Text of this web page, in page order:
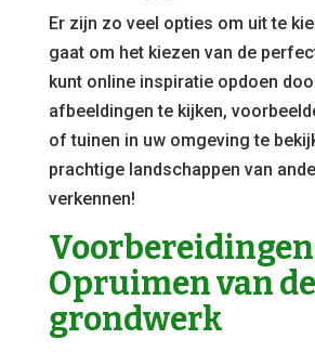
Er zijn zo veel opties om uit te
gaat om het kiezen van de
kunt online inspiratie opdoen
afbeeldingen te kijken,
of tuinen in uw omgeving te
prachtige landschappen van
verkennen!
Opruimen van
grondwerk